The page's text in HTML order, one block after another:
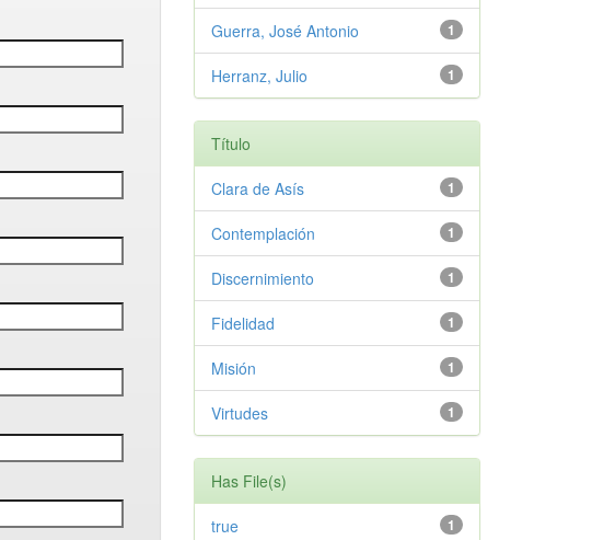
1
Guerra, José Antonio
1
Herranz, Julio
Título
1
Clara de Asís
1
Contemplación
1
Discernimiento
1
Fidelidad
1
Misión
1
Virtudes
Has File(s)
1
true